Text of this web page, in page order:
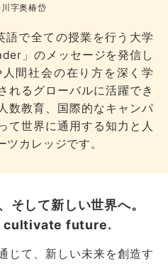
字奥椿岱
で全ての授業を行う大学
」のメッセージを発信し
間社会の在り方を深く学
れるグローバルに活躍でき
数教育、国際的なキャンパ
て世界に通用する知力と人
カレッジです。
そして新しい世界へ。
cultivate future.
じて、新しい未来を創造す